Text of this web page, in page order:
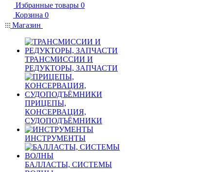
Избранные товары 0
Корзина 0
Магазин
ТРАНСМИССИИ И
РЕДУКТОРЫ, ЗАПЧАСТИ
ПРИЦЕПЫ,
КОНСЕРВАЦИЯ,
СУДОПОДЪЁМНИКИ
ИНСТРУМЕНТЫ
БАЛЛАСТЫ, СИСТЕМЫ